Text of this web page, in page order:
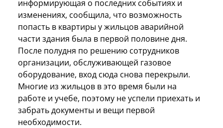
информирующая о последних событиях и
изменениях, сообщила, что возможность
попасть в квартиры у жильцов аварийной
части здания была в первой половине дня.
После полудня по решению сотрудников
организации, обслуживающей газовое
оборудование, вход сюда снова перекрыли.
Многие из жильцов в это время были на
работе и учебе, поэтому не успели приехать и
забрать документы и вещи первой
необходимости.